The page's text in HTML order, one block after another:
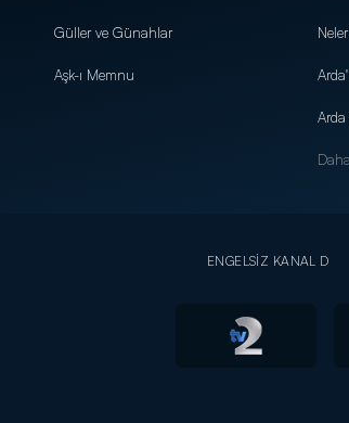
Güller ve Günahlar
Aşk-ı Memnu
ENGELSİZ KANAL D